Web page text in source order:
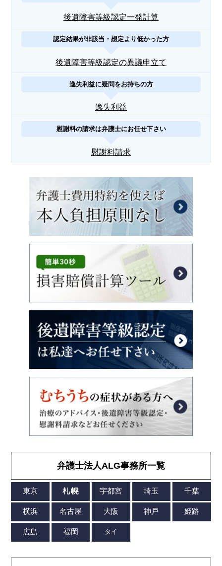
後遺障害等級認定一発計算
認定結果が非該当・想定より低かった方
後遺障害等級認定の異議申立て
逸失利益に疑問をお持ちの方
逸失利益
慰謝料の請求は弁護士にお任せ下さい
慰謝料請求
弁護士法人ALG事務所一覧